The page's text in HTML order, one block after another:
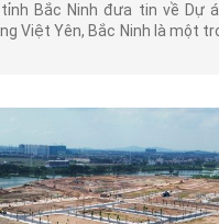
Bắc Ninh đưa tin về Dự
Việt Yên, Bắc Ninh là một